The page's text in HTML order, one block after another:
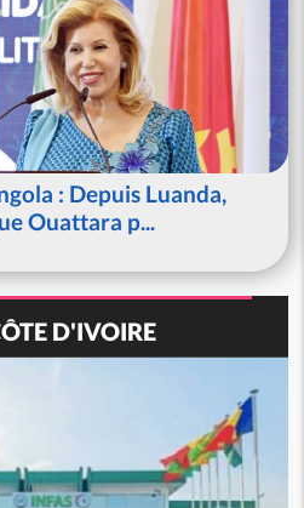
: Depuis Luanda,
Ouattara p...
D'IVOIRE